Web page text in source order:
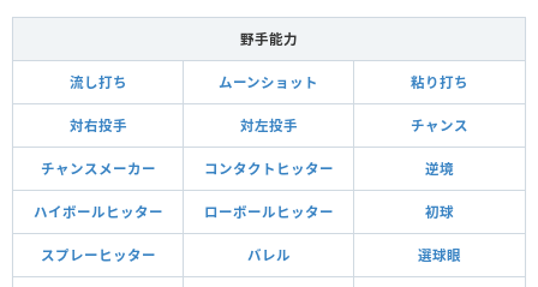
野手能力
流し打ち ムーンショット 粘り打ち
対右投手 対左投手 チャンス
チャンスメーカー コンタクトヒッター 逆境
ハイボールヒッター ローボールヒッター 初球
スプレーヒッター バレル 選球眼